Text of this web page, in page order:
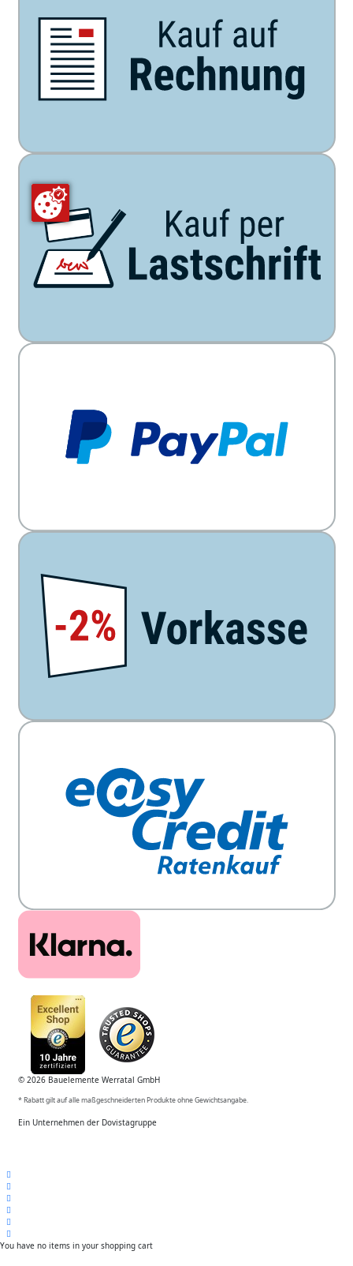
© 2026 Bauelemente Werratal GmbH
* Rabatt gilt auf alle maßgeschneiderten Produkte ohne Gewichtsangabe.
Ein Unternehmen der Dovistagruppe
You have no items in your shopping cart